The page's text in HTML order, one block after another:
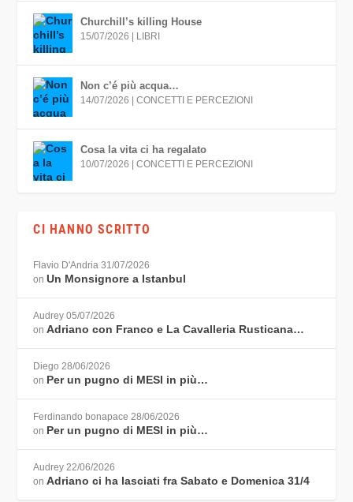
Churchill’s killing House
15/07/2026 LIBRI
Non c’é più acqua…
14/07/2026 |CONCETTI E PERCEZIONI
Cosa la vita ci ha regalato
10/07/2026 |CONCETTI E PERCEZIONI
CI HANNO SCRITTO
Flavio D'Andria 31/07/2026
onUn Monsignore a Istanbul
Audrey 05/07/2026
onAdriano con Franco e La Cavalleria Rusticana…
Diego 28/06/2026
on Per un pugno di MESI in più…
Ferdinando bonapace 28/06/2026
on Per un pugno di MESI in più…
Audrey 22/06/2026
onAdriano ci ha lasciati fra Sabato e Domenica 31/4